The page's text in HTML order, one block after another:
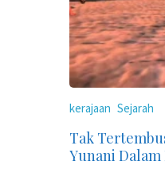
kerajaan Sejarah
Tak
Yunani